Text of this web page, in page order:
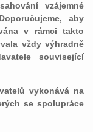
vzájemné
aby
v rámci takto
vždy výhradně
související
vykonává na
se spolupráce